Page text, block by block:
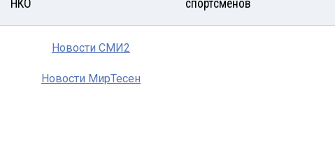
НКО
спортсменов
Новости СМИ2
Новости МирТесен